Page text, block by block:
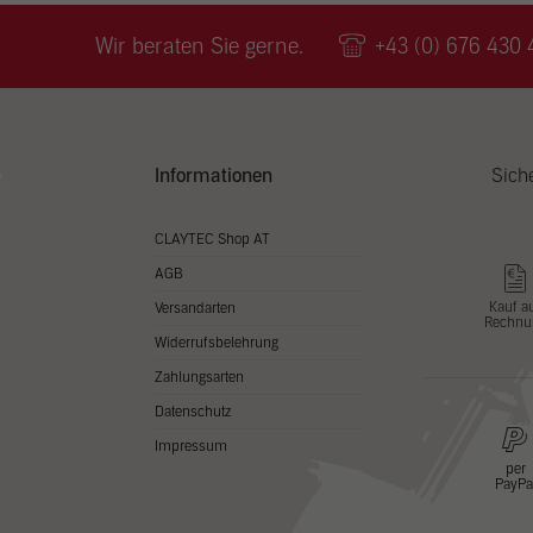
Wir beraten Sie gerne. +43 (0) 676 430
Informationen
CLAYTEC Shop AT
AGB
Versandarten
Widerrufsbelehrung
Zahlungsarten
Datenschutz
Impressum
Kauf
per
PayPal
zu